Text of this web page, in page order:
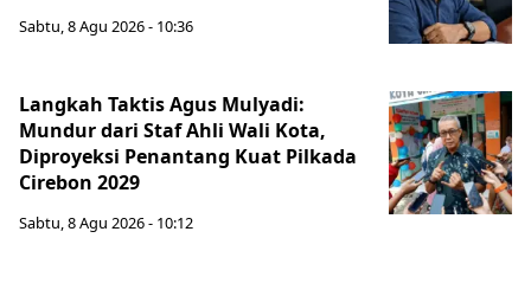
Sabtu, 8 Agu 2026 - 10:36
Langkah Taktis Agus Mulyadi:
Mundur dari Staf Ahli Wali Kota,
Diproyeksi Penantang Kuat Pilkada
Cirebon 2029
Sabtu, 8 Agu 2026 - 10:12